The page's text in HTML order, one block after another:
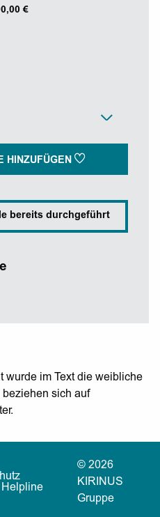
€
HINZUFÜGEN
bereits durchgeführt
wurde im Text die weibliche
beziehen sich auf
Helpline
© 2026
KIRINUS
Gruppe